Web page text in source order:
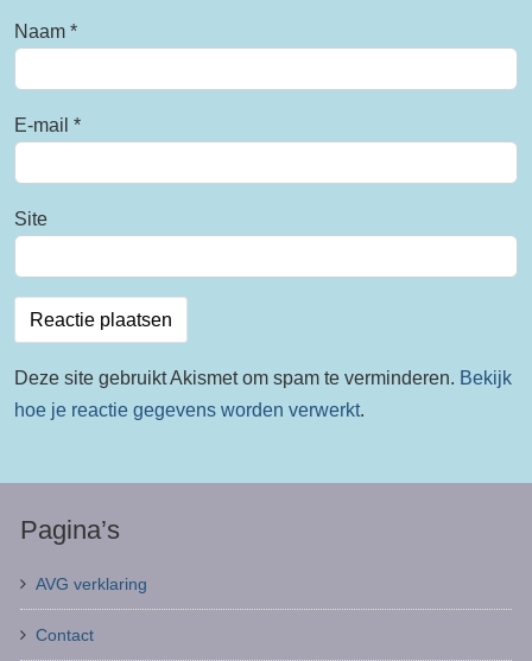
Naam *
E-mail *
Site
Deze site gebruikt Akismet om spam te verminderen. Bekijk
hoe je reactie gegevens worden verwerkt.
Pagina’s
AVG verklaring
Contact